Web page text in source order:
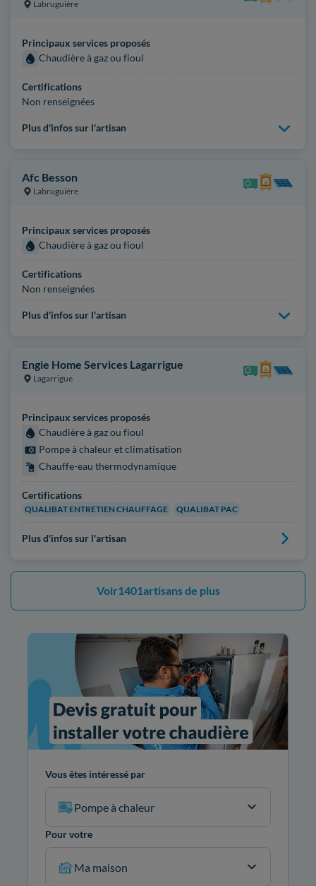
Labruguière
Principaux services proposés
Chaudière à gaz ou fioul
Certifications
Non renseignées
Plus d'infos sur l'artisan
Afc Besson
Labruguière
Principaux services proposés
Chaudière à gaz ou fioul
Certifications
Non renseignées
Plus d'infos sur l'artisan
Engie Home Services Lagarrigue
Lagarrigue
Principaux services proposés
Chaudière à gaz ou fioul
Pompe à chaleur et climatisation
Chauffe-eau thermodynamique
Certifications
QUALIBAT ENTRETIEN CHAUFFAGE QUALIBAT PAC
Plus d'infos sur l'artisan
Voir1401artisans de plus
Vous êtes intéressé par
Pompe à chaleur
Pour votre
Ma maison